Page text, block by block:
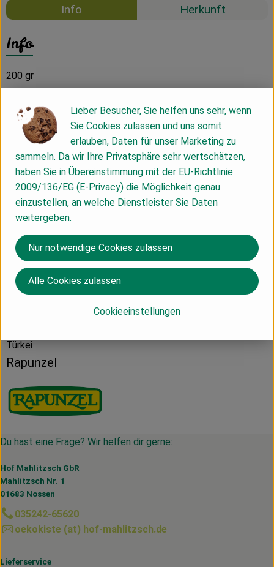
Info Herkunft
Info
200 gr
Produktinformationen
Zutaten
Nährwert-Info
Produktdatenblatt
Türkei
Rapunzel
Du hast eine Frage? Wir helfen dir gerne:
Hof Mahlitzsch GbR
Mahlitzsch Nr. 1
01683 Nossen
035242-65620
oekokiste (at) hof-mahlitzsch.de
Lieferservice
Lieber Besucher, Sie helfen uns sehr, wenn
Sie Cookies zulassen und uns somit
erlauben, Daten für unser Marketing zu
sammeln. Da wir Ihre Privatsphäre sehr wertschätzen,
haben Sie in Übereinstimmung mit der EU-Richtlinie
2009/136/EG (E-Privacy) die Möglichkeit genau
einzustellen, an welche Dienstleister Sie Daten
weitergeben.
Cookieeinstellungen
Nur notwendige Cookies zulassen
Alle Cookies zulassen